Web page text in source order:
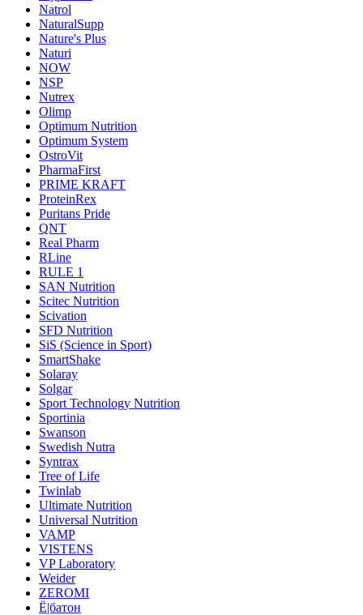
Natrol
NaturalSupp
Nature's Plus
Naturi
NOW
NSP
Nutrex
Olimp
Optimum Nutrition
Optimum System
OstroVit
PharmaFirst
PRIME KRAFT
ProteinRex
Puritans Pride
QNT
Real Pharm
RLine
RULE 1
SAN Nutrition
Scitec Nutrition
Scivation
SFD Nutrition
SiS (Science in Sport)
SmartShake
Solaray
Solgar
Sport Technology Nutrition
Sportinia
Swanson
Swedish Nutra
Syntrax
Tree of Life
Twinlab
Ultimate Nutrition
Universal Nutrition
VAMP
VISTENS
VP Laboratory
Weider
ZEROMI
Ё|батон